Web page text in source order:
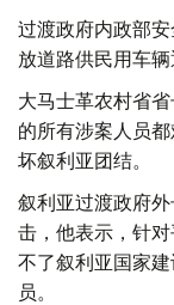
过渡政府内政部
放道路供民用车辆
大马士革农村省
的所有涉案人员
坏叙利亚团结。
叙利亚过渡政府
击，他表示，针
不了叙利亚国家
员。